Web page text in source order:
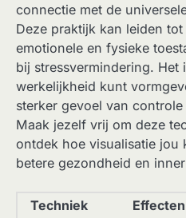
connectie met de
Deze praktijk kan leiden
emotionele en fysieke
bij stressvermindering. Het
werkelijkheid kunt
sterker gevoel van controle
Maak jezelf vrij om deze
ontdek hoe visualisatie jou
betere gezondheid en
Techniek Effecten